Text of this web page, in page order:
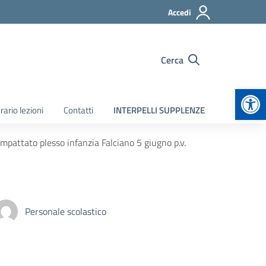
Accedi
Cerca
lezioni Contatti INTERPELLI SUPPLENZE
plesso infanzia Falciano 5 giugno p.v.
Personale scolastico